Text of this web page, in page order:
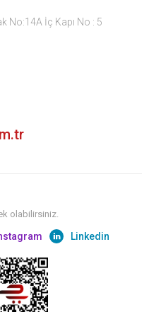
No:14A İç Kapı No : 5
olabilirsiniz.
Linkedin